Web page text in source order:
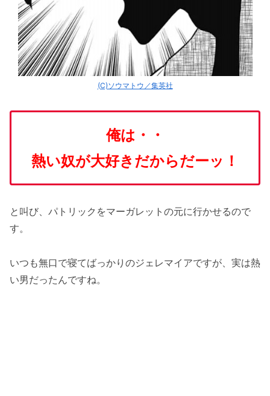
(C)ソウマトウ／集英社
俺は・・
熱い奴が大好きだからだーッ！
と叫び、パトリックをマーガレットの元に行かせるので
す。
いつも無口で寝てばっかりのジェレマイアですが、実は熱
い男だったんですね。